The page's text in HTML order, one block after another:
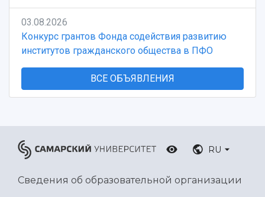
03.08.2026
Конкурс грантов Фонда содействия развитию
институтов гражданского общества в ПФО
ВСЕ ОБЪЯВЛЕНИЯ
RU
Сведения об образовательной организации